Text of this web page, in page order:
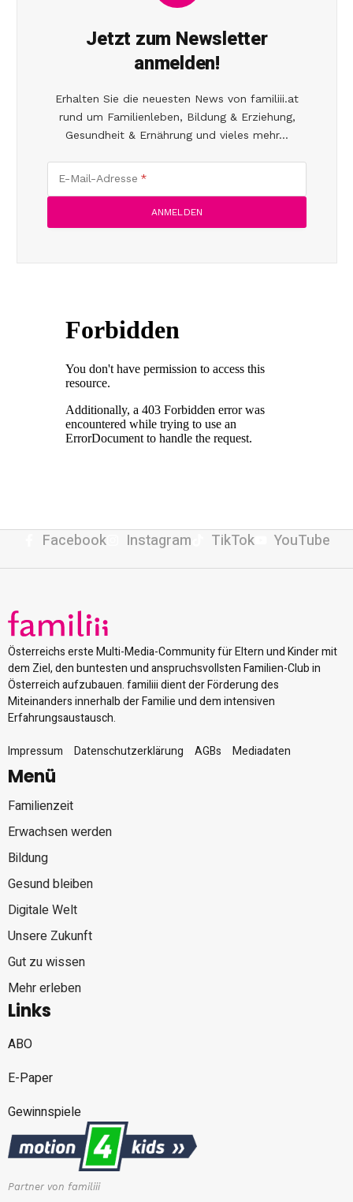
Jetzt zum Newsletter
anmelden!
Erhalten Sie die neuesten News von familiii.at
rund um Familienleben, Bildung & Erziehung,
Gesundheit & Ernährung und vieles mehr...
E-Mail-Adresse
Facebook Instagram TikTok YouTube
Österreichs erste Multi-Media-Community für Eltern und Kinder mit
dem Ziel, den buntesten und anspruchsvollsten Familien-Club in
Österreich aufzubauen. familiii dient der Förderung des
Miteinanders innerhalb der Familie und dem intensiven
Erfahrungsaustausch.
Impressum
Datenschutzerklärung AGBs Mediadaten
Menü
Familienzeit
Erwachsen werden
Bildung
Gesund bleiben
Digitale Welt
Unsere Zukunft
Gut zu wissen
Mehr erleben
Links
ABO
E-Paper
Gewinnspiele
Partner von familiii